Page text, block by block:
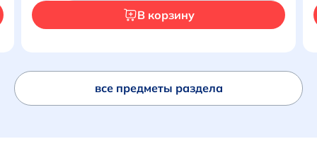
В корзину
все предметы раздела